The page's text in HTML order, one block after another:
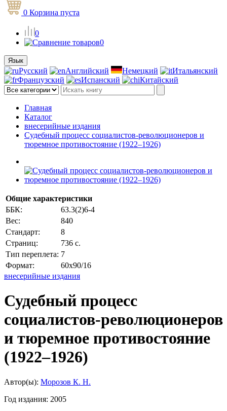
0 Корзина пуста
0
0
Язык
Русский Английский Немецкий
Итальянский
Французский
Испанский Китайский
Главная
Каталог
внесерийные издания
Судебный процесс социалистов-революционеров и
тюремное противостояние (1922–1926)
Общие характеристики
ББК:
63.3(2)6-4
Вес:
840
Стандарт:
8
Страниц:
736 с.
Тип переплета: 7
Формат:
60x90/16
внесерийные издания
Судебный процесс
социалистов-революционеров
и тюремное противостояние
(1922–1926)
Автор(ы): Морозов К. Н.
Год издания: 2005